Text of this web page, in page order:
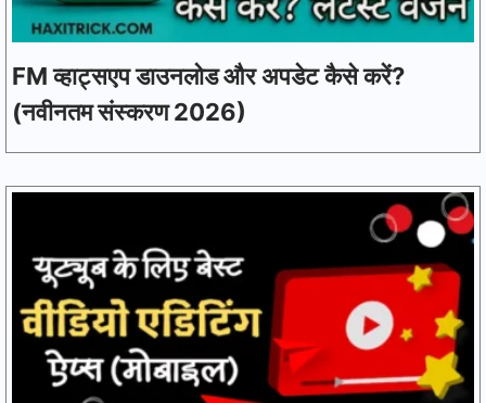
FM व्हाट्सएप डाउनलोड और अपडेट कैसे करें?
(नवीनतम संस्करण 2026)